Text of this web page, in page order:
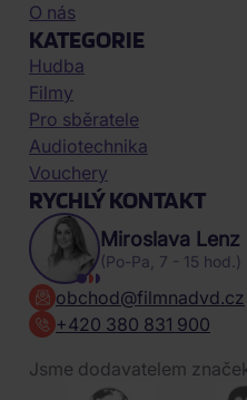
O nás
KATEGORIE
Hudba
Filmy
Pro sběratele
Audiotechnika
Vouchery
RYCHLÝ KONTAKT
Miroslava Lenz
(Po-Pa, 7 - 15 hod.)
obchod@filmnadvd.cz
+420 380 831 900
Jsme dodavatelem